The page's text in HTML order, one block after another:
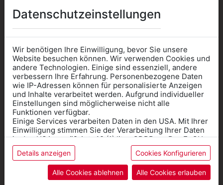
30210275801
KINDER PANTS NAVY
€ 27,90
0BLUKA3
KURZARM WEISS
€ 43,90
Datenschutzeinstellungen
Wir benötigen Ihre Einwilligung, bevor Sie unsere
Website besuchen können. Wir verwenden Cookies und
andere Technologien. Einige sind essenziell, andere
verbessern Ihre Erfahrung. Personenbezogene Daten
wie IP-Adressen können für personalisierte Anzeigen
und Inhalte verarbeitet werden. Aufgrund individueller
Einstellungen sind möglicherweise nicht alle
Funktionen verfügbar.
Einige Services verarbeiten Daten in den USA. Mit Ihrer
Einwilligung stimmen Sie der Verarbeitung Ihrer Daten
in den USA gemäß Art. 49 (1) lit. a GDPR zu. Der EuGH
stuft die USA als Land mit unzureichendem Datenschutz
ein, und es besteht das Risiko, dass US-Behörden
Daten ohne Klagemöglichkeit für Europäer überwachen.
Details anzeigen Cookies Konfigurieren
Alle Cookies ablehnen Alle Cookies erlauben
Informationen wenn Sie
Kleidung
für die SCHULE
benötigen
Online Shop: Klick auf SCHULE in der
Kategorie und die richtige Schule auswählen.
AnprobeVorort im Geschäft: Termin buchen